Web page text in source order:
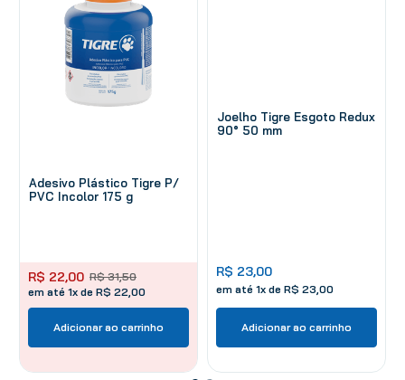
Adesivo Plástico Tigre P/
PVC Incolor 175 g
R$ 31,50
R$ 22,00
em até 1x de R$ 22,00
Adicionar ao carrinho
Joelho Tigre Esgoto Redux
90° 50 mm
R$ 23,00
em até 1x de R$ 23 00
Adicionar ao carrinho